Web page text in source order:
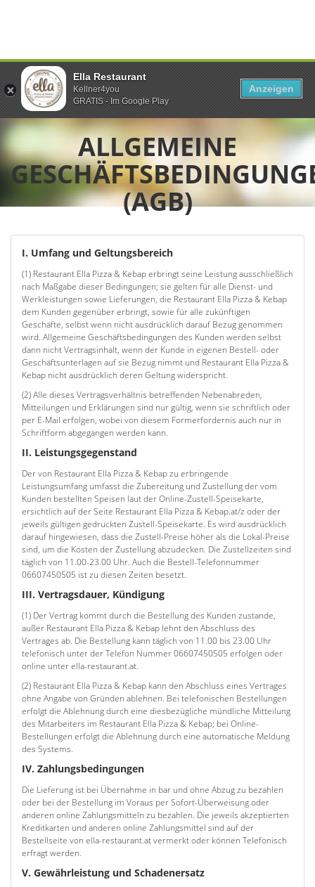
ALLGEMEINE
(AGB)
I. Umfang und Geltungsbereich
(1) Restaurant Ella Pizza & Kebap erbringt seine Leistung ausschließlich
nach Maßgabe dieser Bedingungen; sie gelten für alle Dienst- und
Werkleistungen sowie Lieferungen, die Restaurant Ella Pizza & Kebap
dem Kunden gegenüber erbringt, sowie für alle zukünftigen
Geschäfte, selbst wenn nicht ausdrücklich darauf Bezug genommen
wird. Allgemeine Geschäftsbedingungen des Kunden werden selbst
dann nicht Vertragsinhalt, wenn der Kunde in eigenen Bestell- oder
Geschäftsunterlagen auf sie Bezug nimmt und Restaurant Ella Pizza &
Kebap nicht ausdrücklich deren Geltung widerspricht.
(2) Alle dieses Vertragsverhältnis betreffenden Nebenabreden,
Mitteilungen und Erklärungen sind nur gültig, wenn sie schriftlich oder
per E-Mail erfolgen, wobei von diesem Formerfordernis auch nur in
Schriftform abgegangen werden kann.
II. Leistungsgegenstand
Der von Restaurant Ella Pizza & Kebap zu erbringende
Leistungsumfang umfasst die Zubereitung und Zustellung der vom
Kunden bestellten Speisen laut der Online-Zustell-Speisekarte,
ersichtlich auf der Seite Restaurant Ella Pizza & Kebap.at/z oder der
jeweils gültigen gedruckten Zustell-Speisekarte. Es wird ausdrücklich
darauf hingewiesen, dass die Zustell-Preise höher als die Lokal-Preise
sind, um die Kosten der Zustellung abzudecken. Die Zustellzeiten sind
täglich von 11.00-23.00 Uhr. Auch die Bestell-Telefonnummer
06607450505 ist zu diesen Zeiten besetzt.
III. Vertragsdauer, Kündigung
(1) Der Vertrag kommt durch die Bestellung des Kunden zustande,
außer Restaurant Ella Pizza & Kebap lehnt den Abschluss des
Vertrages ab. Die Bestellung kann täglich von 11.00 bis 23.00 Uhr
telefonisch unter der Telefon Nummer 06607450505 erfolgen oder
online unter ella-restaurant.at.
(2) Restaurant Ella Pizza & Kebap kann den Abschluss eines Vertrages
ohne Angabe von Gründen ablehnen. Bei telefonischen Bestellungen
erfolgt die Ablehnung durch eine diesbezügliche mündliche Mitteilung
des Mitarbeiters im Restaurant Ella Pizza & Kebap; bei Online-
Bestellungen erfolgt die Ablehnung durch eine automatische Meldung
des Systems.
IV. Zahlungsbedingungen
Die Lieferung ist bei Übernahme in bar und ohne Abzug zu bezahlen
oder bei der Bestellung im Voraus per Sofort-Überweisung oder
anderen online Zahlungsmitteln zu bezahlen. Die jeweils akzeptierten
Kreditkarten und anderen online Zahlungsmittel sind auf der
Bestellseite von ella-restaurant.at vermerkt oder können Telefonisch
erfragt werden.
V. Gewährleistung und Schadenersatz
Ella Restaurant
Kellner4you
GRATIS - Im Google Play
Anzeigen